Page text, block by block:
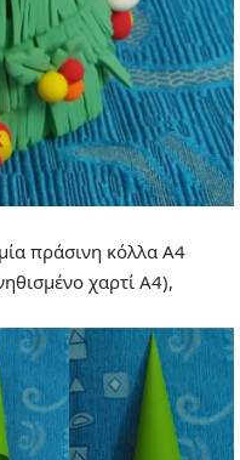
πράσινη κόλλα Α4
χαρτί Α4),